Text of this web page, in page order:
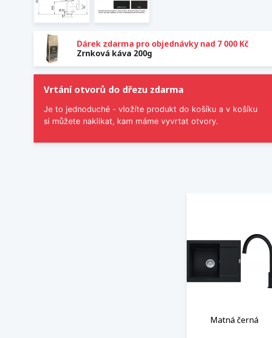
Dárek zdarma pro objednávky nad 7 000 Kč
Zrnková káva 200g
Vrtání otvorů do dřezu zdarma
Je to jednoduché - vložíte produkt do košíku a v košíku
si můžete naklikat, kam máme vyvrtat otvory.
Matná černá